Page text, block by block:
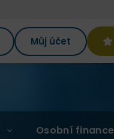
Můj účet
Osobní finance